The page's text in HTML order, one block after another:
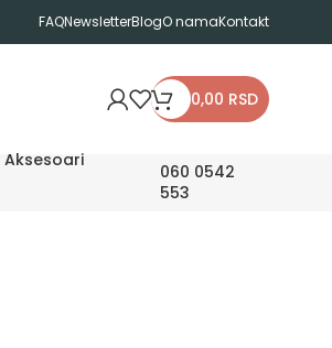
FAQNewsletterBlogO namaKontakt
0,00 RSD
Aksesoari
060 0542
553